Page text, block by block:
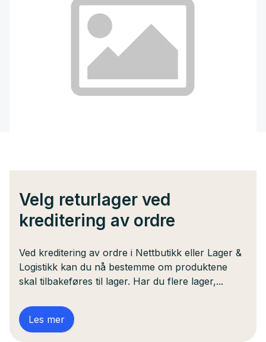
Velg returlager ved
kreditering av ordre
Ved kreditering av ordre i Nettbutikk eller Lager &
Logistikk kan du nå bestemme om produktene
skal tilbakeføres til lager. Har du flere lager,...
Les mer